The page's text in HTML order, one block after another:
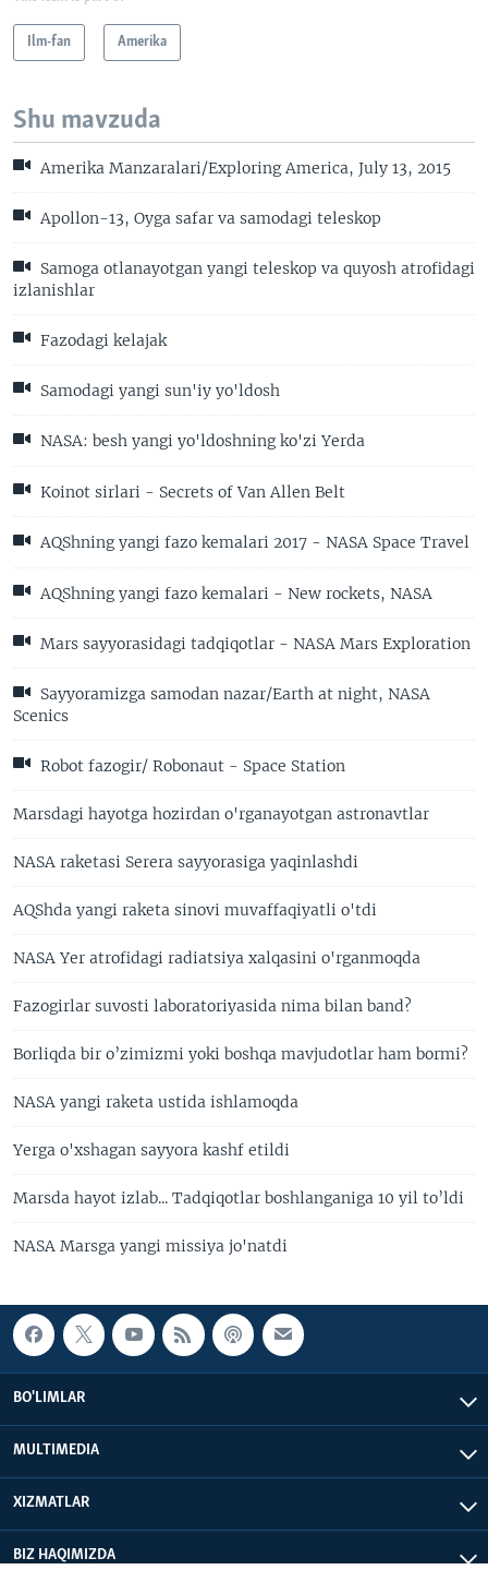
Ilm-fan Amerika
Shu mavzuda
Amerika Manzaralari/Exploring America, July 13, 2015
Apollon-13, Oyga safar va samodagi teleskop
Samoga otlanayotgan yangi teleskop va quyosh atrofidagi
izlanishlar
Fazodagi kelajak
Samodagi yangi sun'iy yo'ldosh
NASA: besh yangi yo'ldoshning ko'zi Yerda
Koinot sirlari - Secrets of Van Allen Belt
AQShning yangi fazo kemalari 2017 - NASA Space Travel
AQShning yangi fazo kemalari - New rockets, NASA
Mars sayyorasidagi tadqiqotlar - NASA Mars Exploration
Sayyoramizga samodan nazar/Earth at night, NASA
Scenics
Robot fazogir/ Robonaut - Space Station
Marsdagi hayotga hozirdan o'rganayotgan astronavtlar
NASA raketasi Serera sayyorasiga yaqinlashdi
AQShda yangi raketa sinovi muvaffaqiyatli o'tdi
NASA Yer atrofidagi radiatsiya xalqasini o'rganmoqda
Fazogirlar suvosti laboratoriyasida nima bilan band?
Borliqda bir o’zimizmi yoki boshqa mavjudotlar ham bormi?
NASA yangi raketa ustida ishlamoqda
Yerga o'xshagan sayyora kashf etildi
Marsda hayot izlab... Tadqiqotlar boshlanganiga 10 yil to’ldi
NASA Marsga yangi missiya jo'natdi
BO'LIMLAR
MULTIMEDIA
XIZMATLAR
BIZ HAQIMIZDA